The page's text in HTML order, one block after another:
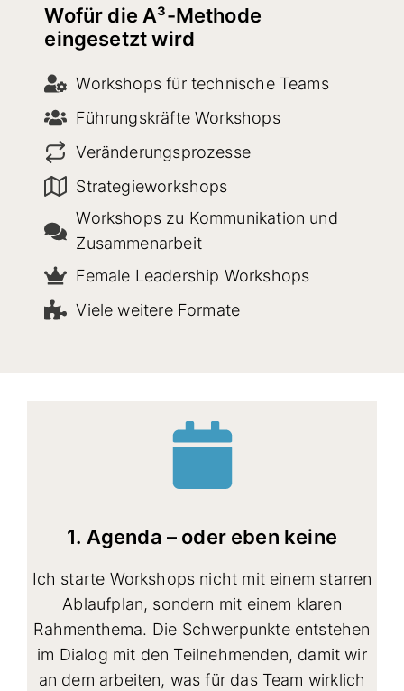
Wofür die A³-Methode
eingesetzt wird
Workshops für technische Teams
Führungskräfte Workshops
Veränderungsprozesse
Strategieworkshops
Workshops zu Kommunikation und
Zusammenarbeit
Female Leadership Workshops
Viele weitere Formate
1. Agenda – oder eben keine
Ich starte Workshops nicht mit einem starren
Ablaufplan, sondern mit einem klaren
Rahmenthema. Die Schwerpunkte entstehen
im Dialog mit den Teilnehmenden, damit wir
an dem arbeiten, was für das Team wirklich